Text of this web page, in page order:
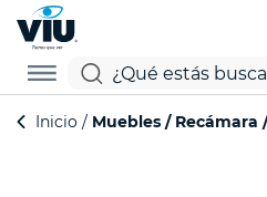
Inicio Muebles Recámara